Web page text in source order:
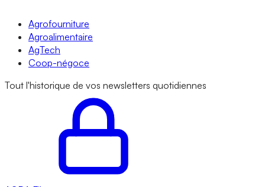
Agrofourniture
Agroalimentaire
AgTech
Coop-négoce
Tout l'historique de vos newsletters quotidiennes